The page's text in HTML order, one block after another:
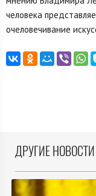
человека
очеловечивание
ДРУГИЕ